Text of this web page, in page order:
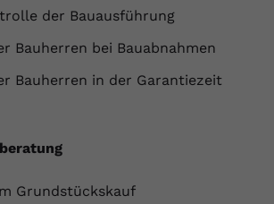
der Bauausführung
Bauherren bei Bauabnahmen
Bauherren in der Garantiezeit
Grundstückskauf
yt-remote-device-id